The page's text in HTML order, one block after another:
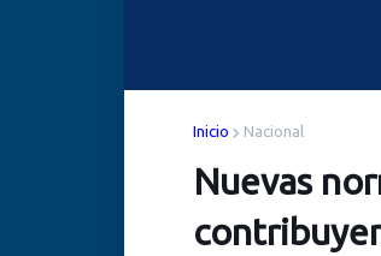
Inicio Nacional
Nuevas